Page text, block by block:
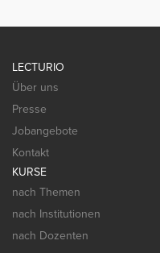
LECTURIO
Über uns
Presse
Jobangebote
Kontakt
KURSE
nach Themen
nach Institutionen
nach Dozenten